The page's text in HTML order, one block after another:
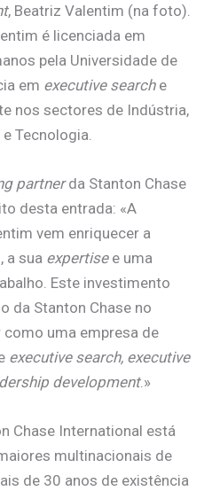
, Beatriz Valentim (na foto).
é licenciada em
pela Universidade de
em executive searche
nos sectores de Indústria,
Tecnologia.
partnerda Stanton Chase
desta entrada: «A
vem enriquecer a
a sua expertisee uma
Este investimento
da Stanton Chase no
uma empresa de
executive search, executive
development.»
Chase International está
multinacionais de
de 30 anos de existência